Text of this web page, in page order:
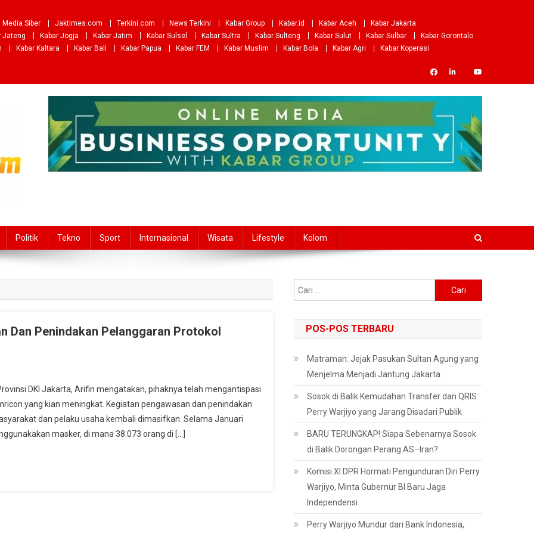
Media Siber Jaktimes.com Terkini.com News Terkini Kabar Group Kabar.id Kabar Aceh
Kabar Jakarta
Jateng Kabar Jogja Kabar Jatim Kabar Sulsel Kabar Sultra Kabar Sulteng Kabar Sulut Kabar Sulbar
Kabar Gorontalo
Kabar Kaltara Kabar Bali Kabar Papua Kabar FEM Kabar Muslim Kabar Bola Kabar Agri
Kabar Koperasi
Politik Tekno Sport Internasional Wisata Lifestyle Kolom
Dan Penindakan Pelanggaran Protokol
DKI Jakarta, Arifin mengatakan, pihaknya telah mengantispasi
yang kian meningkat. Kegiatan pengawasan dan penindakan
dan pelaku usaha kembali dimasifkan. Selama Januari
masker, di mana 38.073 orang di […]
untuk:
POS-POS TERBARU
Matraman: Jejak Pasukan Sultan Agung yang
Menjelma Menjadi Jantung Jakarta
Sosok di Balik Kemudahan Transfer dan QRIS:
Perry Warjiyo yang Jarang Disadari Publik
BARU TERUNGKAP! Siapa Sebenarnya Sosok
di Balik Dorongan Perang AS–Iran?
Komisi XI DPR Hormati Pengunduran Diri Perry
Warjiyo, Minta Gubernur BI Baru Jaga
Independensi
Perry Warjiyo Mundur dari Bank Indonesia,